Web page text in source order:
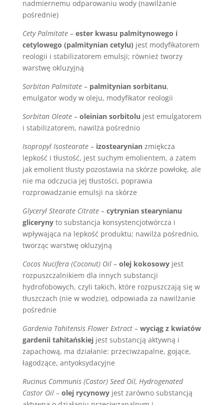
nadmiernemu odparowaniu wody (nawilżanie
pośrednie)
Cety Palmitate– ester kwasu palmitynowego i
cetylowego (palmitynian cetylu) jest modyfikatorem
reologii i stabilizatorem emulsji; również tworzy
warstwę okluzyjną
Sorbitan Palmitate– palmitynian sorbitanu,
emulgator wody w oleju, modyfikator reologii
Sorbitan Oleate– oleinian sorbitolu jest emulgatorem
i stabilizatorem, nawilża pośrednio
Isopropyl Isostearate– izostearynianzmiękcza
lepkość i tłustość, jest suchym emolientem, a zatem
jak emolient tłusty pozostawia na skórze powłokę, ale
nie ma odczucia jej tłustości, poprawia
rozprowadzanie emulsji na skórze
Glyceryl Stearate Citrate– cytrynian stearynianu
glicerynyto substancja konsystencjotwórcza i
wpływająca na lepkość produktu; nawilża pośrednio,
tworząc warstwę okluzyjną
Cocos Nucifera (Coconut) Oil– olej kokosowyjest
rozpuszczalnikiem dla innych substancji
hydrofobowych, czyli takich, które rozpuszczają się w
tłuszczach (nie w wodzie), odpowiada za nawilżanie
pośrednie
Gardenia Tahitensis Flower Extract– wyciąg z kwiatów
gardenii tahitańskiejjest substancją aktywną i
zapachową, ma działanie: przeciwzapalne, gojące,
łagodzące, antyoksydacyjne
Rucinus Communis (Castor) Seed Oil, Hydrogenated
Castor Oil– olej rycynowyjest zarówno substancją